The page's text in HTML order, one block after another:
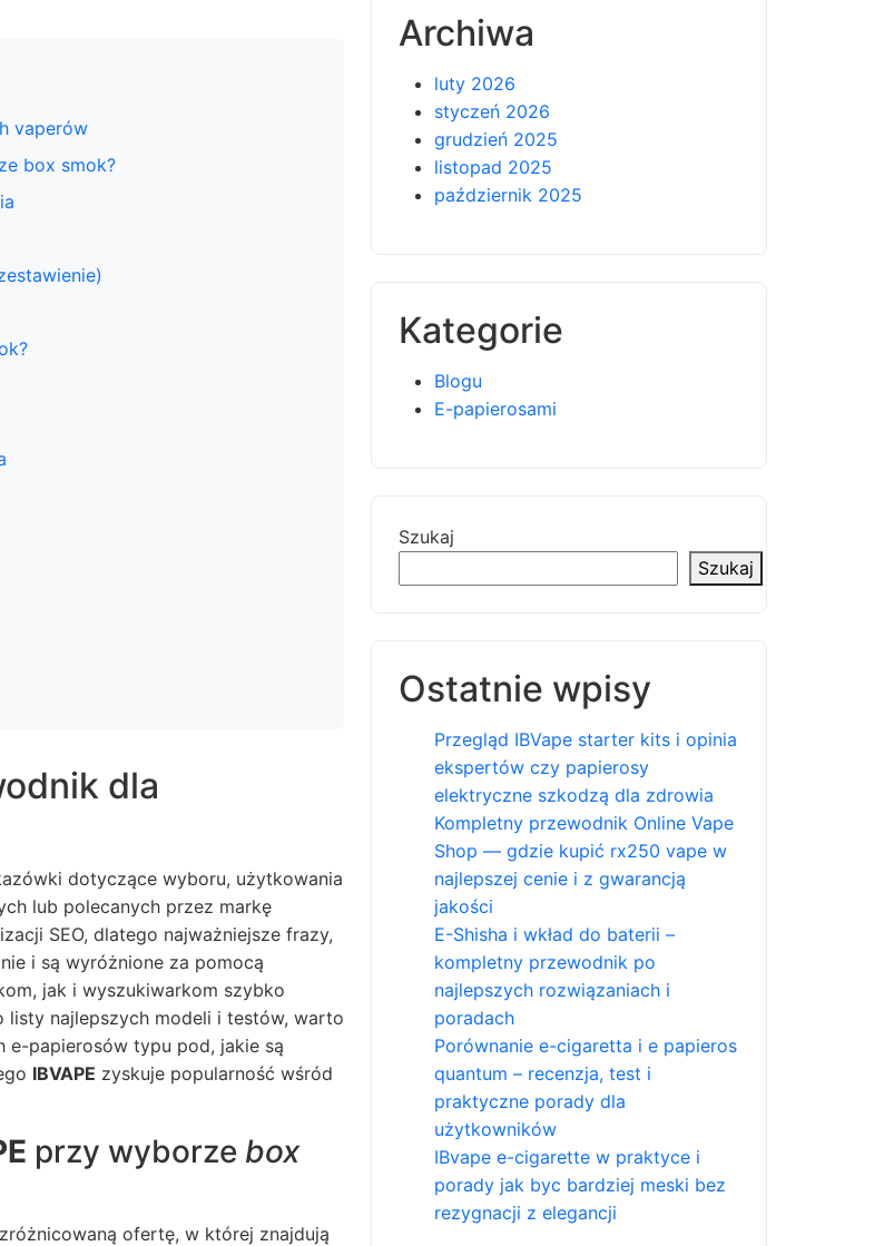
vaperów
box smok?
dla
dotyczące wyboru, użytkowania
lub polecanych przez markę
SEO, dlatego najważniejsze frazy,
i są wyróżnione za pomocą
jak i wyszukiwarkom szybko
listy najlepszych modeli i testów, warto
e-papierosów typu pod, jakie są
IBVAPE zyskuje popularność wśród
przy wyborze box
ofertę, w której znajdują
Archiwa
luty 2026
styczeń 2026
grudzień 2025
listopad 2025
październik 2025
Kategorie
Blogu
E-papierosami
Szukaj
Szukaj
Ostatnie wpisy
Przegląd IBVape starter kits i opinia
ekspertów czy papierosy
elektryczne szkodzą dla zdrowia
Kompletny przewodnik Online Vape
Shop — gdzie kupić rx250 vape w
najlepszej cenie i z gwarancją
jakości
E-Shisha i wkład do baterii –
kompletny przewodnik po
najlepszych rozwiązaniach i
poradach
Porównanie e-cigaretta i e papieros
quantum – recenzja, test i
praktyczne porady dla
użytkowników
IBvape e-cigarette w praktyce i
porady jak byc bardziej meski bez
rezygnacji z elegancji